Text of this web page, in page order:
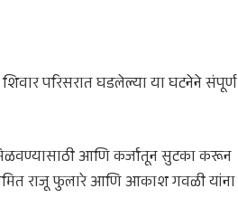
परिसरात घडलेल्या या घटनेने संपूर्ण
आणि कर्जातून सुटका करून
राजू फुलारे आणि आकाश गवळी यांना